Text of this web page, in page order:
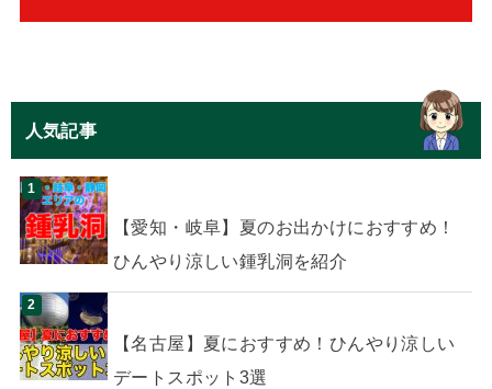
人気記事
【愛知・岐阜】夏のお出かけにおすすめ！
ひんやり涼しい鍾乳洞を紹介
【名古屋】夏におすすめ！ひんやり涼しい
デートスポット3選